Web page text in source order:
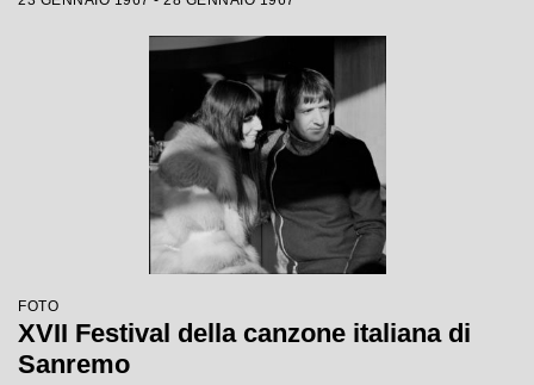
FOTO
XVII Festival della canzone italiana di
Sanremo